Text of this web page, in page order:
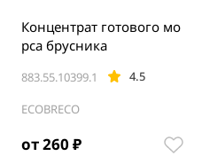
от 260 ₽
883.55.10399.1 4.5
Концентрат готового мо
рса брусника
ECOBRECO